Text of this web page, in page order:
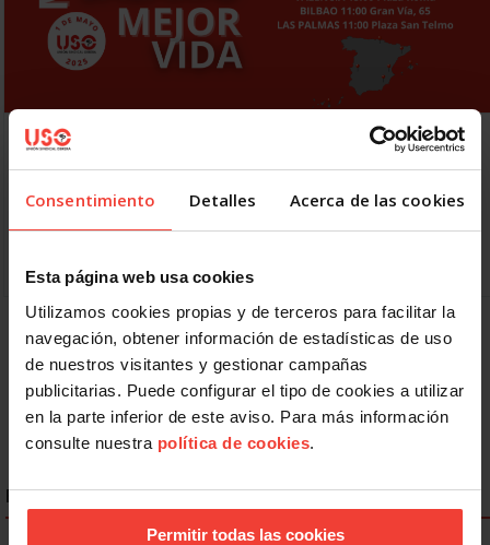
Consentimiento Detalles Acerca de las cookies
Esta página web usa cookies
Utilizamos cookies propias y de terceros para facilitar la
navegación, obtener información de estadísticas de uso
de nuestros visitantes y gestionar campañas
publicitarias. Puede configurar el tipo de cookies a utilizar
en la parte inferior de este aviso. Para más información
consulte nuestra política de cookies.
Permitir todas las cookies
1 de Mayo. USO llama a la movilización “Más
1 2 3 4 5 6 7
8
Siguiente
ENLACES DESTACADOS